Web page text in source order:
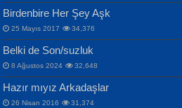
MAHMUT GÜRBÜZ
İbrahim Olmak ve Bitirebilmek...
Songül Özel
Mahzen...
NAZIM HİKMET RAN
Bir Cezaevinde, Tecritteki Adamın
Mektupları...
Birdenbire Her Şey Aşk
25 Mayıs 2017 34,376
Belki de Son/suzluk
8 Ağustos 2024 32,648
Hazır mıyız Arkadaşlar
26 Nisan 2016 31,374